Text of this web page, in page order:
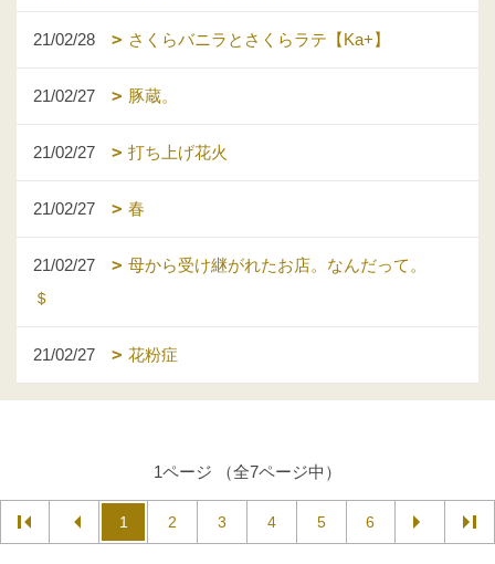
21/02/28 さくらバニラとさくらラテ【Ka+】
21/02/27 豚蔵。
21/02/27 打ち上げ花火
21/02/27 春
21/02/27
母から受け継がれたお店。なんだって。
＄
21/02/27 花粉症
1ページ （全7ページ中）
1 2 3 4 5 6